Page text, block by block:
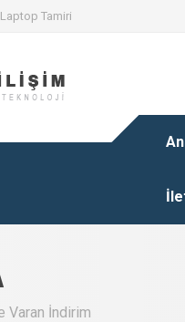
Tamiri
Varan İndirim